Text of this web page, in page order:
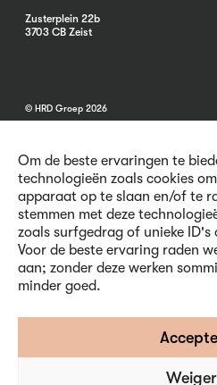
Om de beste ervaringen te
technologieën zoals cookies
apparaat op te slaan en/of te
stemmen met deze
zoals surfgedrag of unieke ID's
Voor de beste ervaring raden
aan; zonder deze werken
minder goed.
Zusterplein 22b
3703 CB Zeist
© HRD Groep 2026
Algemene informatie
Contact
Voorwaarden
Privacy en Cookies
Volg ons